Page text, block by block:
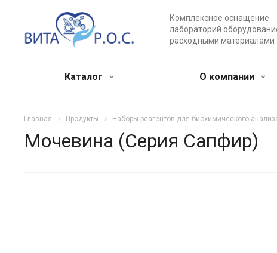
Комплексное оснащение
лабораторий
расходными материалами
Каталог О компании
Главная Продукты Наборы реагентов для биохимического
Мочевина (Серия Сапфир)